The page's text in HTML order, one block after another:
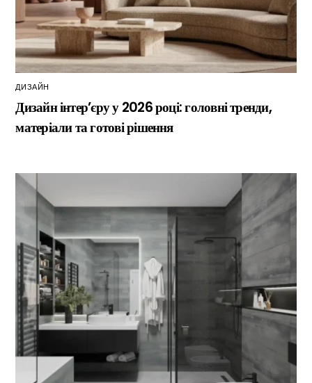
ДИЗАЙН
Дизайн інтер’єру у 2026 році: головні тренди,
матеріали та готові рішення